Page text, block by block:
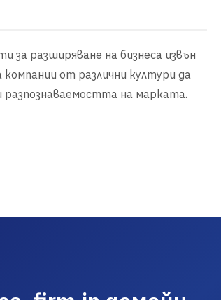
за разширяване на бизнеса извън
от различни култури да
на марката.